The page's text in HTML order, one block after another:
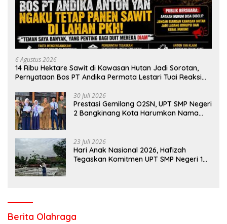
6 Agustus 2026
14 Ribu Hektare Sawit di Kawasan Hutan Jadi Sorotan,
Pernyataan Bos PT Andika Permata Lestari Tuai Reaksi
30 Juli 2026
Prestasi Gemilang O2SN, UPT SMP Negeri
2 Bangkinang Kota Harumkan Nama
23 Juli 2026
Hari Anak Nasional 2026, Hafizah
Tegaskan Komitmen UPT SMP Negeri 1
Berita Olahraga